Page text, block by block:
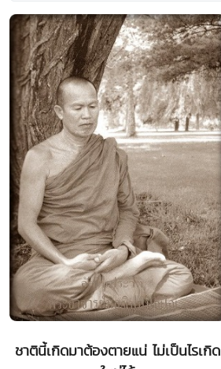
ชาตินี้เกิดมาต้องตายแน่ ไม่เป็นไรเกิด